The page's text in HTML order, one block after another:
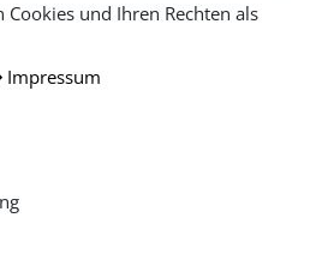
und Ihren Rechten als
Impressum